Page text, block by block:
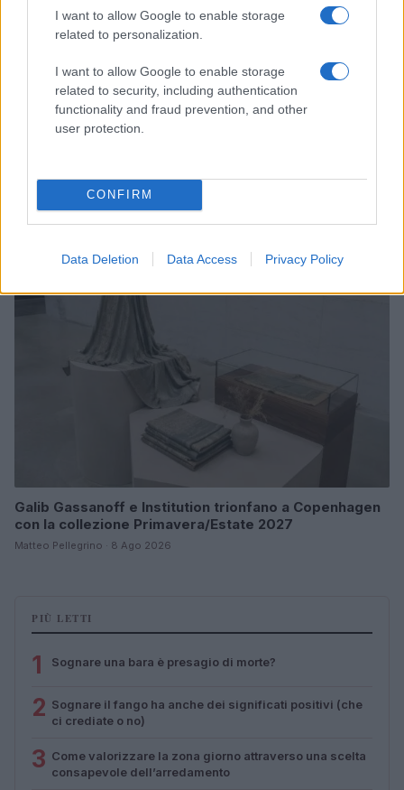
I want to allow Google to enable storage
related to personalization.
I want to allow Google to enable storage
related to security, including authentication
functionality and fraud prevention, and other
user protection.
CONFIRM
Data Deletion Data Access Privacy Policy
Chiara Ferragni senza trucco: riflessioni su autenticità
e benessere
Camilla Fiore · 8 Ago 2026
BELLEZZA
Galib Gassanoff e Institution trionfano a Copenhagen
con la collezione Primavera/Estate 2027
Matteo Pellegrino · 8 Ago 2026
PIÙ LETTI
1 Sognare una bara è presagio di morte?
2 Sognare il fango ha anche dei significati positivi (che
ci crediate o no)
3 Come valorizzare la zona giorno attraverso una scelta
consapevole dell’arredamento